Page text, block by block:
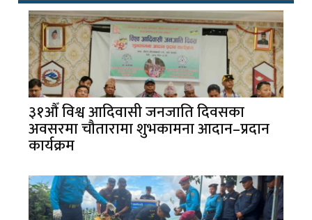
३१औँ विश्व आदिवासी जनजाति दिवसका
अवसरमा चौतारामा शुभकामना आदान–प्रदान
कार्यक्रम